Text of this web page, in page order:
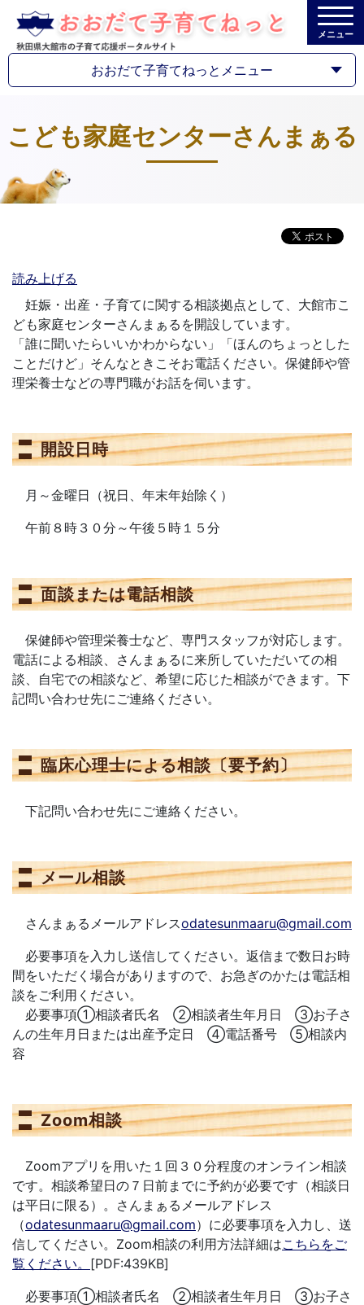
メニュー
おおだて子育てねっとメニュー
こども家庭センターさんまぁる
読み上げる
妊娠・出産・子育てに関する相談拠点として、大館市こ
ども家庭センターさんまぁるを開設しています。
「誰に聞いたらいいかわからない」「ほんのちょっとした
ことだけど」そんなときこそお電話ください。保健師や管
理栄養士などの専門職がお話を伺います。
開設日時
月～金曜日（祝日、年末年始除く）
午前８時３０分～午後５時１５分
面談または電話相談
保健師や管理栄養士など、専門スタッフが対応します。
電話による相談、さんまぁるに来所していただいての相
談、自宅での相談など、希望に応じた相談ができます。下
記問い合わせ先にご連絡ください。
臨床心理士による相談〔要予約〕
下記問い合わせ先にご連絡ください。
メール相談
さんまぁるメールアドレスodatesunmaaru@gmail.com
必要事項を入力し送信してください。返信まで数日お時
間をいただく場合がありますので、お急ぎのかたは電話相
談をご利用ください。
必要事項①相談者氏名 ②相談者生年月日 ③お子さ
んの生年月日または出産予定日 ④電話番号 ⑤相談内
容
Zoom相談
Zoomアプリを用いた１回３０分程度のオンライン相談
です。相談希望日の７日前までに予約が必要です（相談日
は平日に限る）。さんまぁるメールアドレス
（odatesunmaaru@gmail.com）に必要事項を入力し、送
信してください。Zoom相談の利用方法詳細はこちらをご
覧ください。 [PDF:439KB]
必要事項①相談者氏名 ②相談者生年月日 ③お子さ